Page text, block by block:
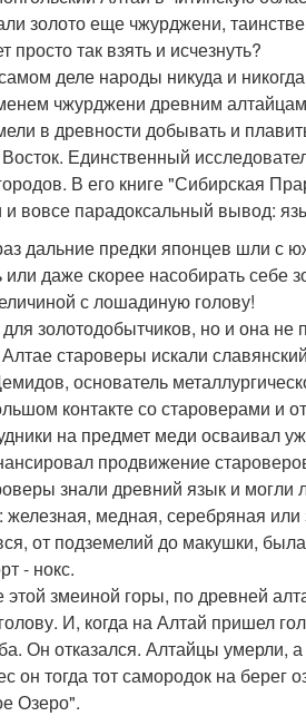
золото еще чжурджени,
так взять и исчезнуть?
деле народы никуда и
чжурджени древним
в древности добывать и
Единственный
В его книге "Сибирская
вовсе парадоксальный вывод:
дальние предки японцев шли с
даже скорее насобирать себе
с лошадиную голову!
золотодобытчиков, но и она
староверы искали
основатель
контакте со староверами и
на предмет меди осваивал
продвижение
знали древний язык и могли
железная, медная, серебряная
от подземелий до макушки,
- нокс.
змеиной горы, по древней
И, когда на Алтай пришел
Он отказался. Алтайцы
он тогда тот самородок на берег
Озеро".